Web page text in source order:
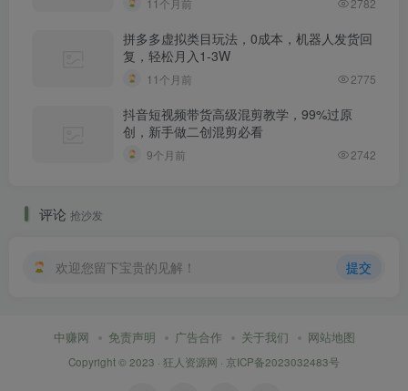
拼多多虚拟类目玩法，0成本，机器人发货回
复，轻松月入1-3W
11个月前 2775
抖音短视频带货高级混剪教学，99%过原
创，新手做二创混剪必看
9个月前 2742
评论 抢沙发
欢迎您留下宝贵的见解！ 提交
中赚网 免责声明 广告合作 关于我们 网站地图
Copyright © 2023 · 狂人资源网 · 京ICP备2023032483号